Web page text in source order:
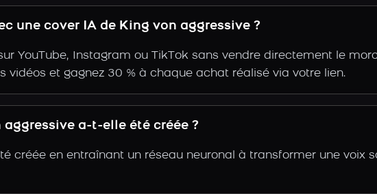
une cover IA de King von aggressive ?
YouTube, Instagram ou TikTok sans vendre directement le
vidéos et gagnez 30 % à chaque achat réalisé via votre lien.
a-t-elle été créée ?
créée en entraînant un réseau neuronal à transformer une voix